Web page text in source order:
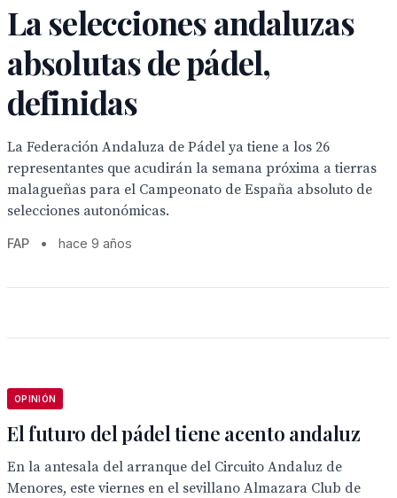
La selecciones andaluzas
absolutas de pádel,
definidas
La Federación Andaluza de Pádel ya tiene a los 26
representantes que acudirán la semana próxima a tierras
malagueñas para el Campeonato de España absoluto de
selecciones autonómicas.
FAP • hace 9 años
OPINIÓN
El futuro del pádel tiene acento andaluz
En la antesala del arranque del Circuito Andaluz de
Menores, este viernes en el sevillano Almazara Club de